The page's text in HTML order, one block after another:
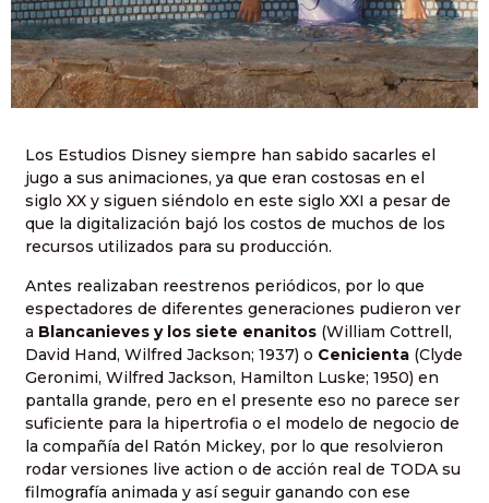
Los Estudios Disney siempre han sabido sacarles el
jugo a sus animaciones, ya que eran costosas en el
siglo XX y siguen siéndolo en este siglo XXI a pesar de
que la digitalización bajó los costos de muchos de los
recursos utilizados para su producción.
Antes realizaban reestrenos periódicos, por lo que
espectadores de diferentes generaciones pudieron ver
a Blancanieves y los siete enanitos (William Cottrell,
David Hand, Wilfred Jackson; 1937) o Cenicienta (Clyde
Geronimi, Wilfred Jackson, Hamilton Luske; 1950) en
pantalla grande, pero en el presente eso no parece ser
suficiente para la hipertrofia o el modelo de negocio de
la compañía del Ratón Mickey, por lo que resolvieron
rodar versiones live action o de acción real de TODA su
filmografía animada y así seguir ganando con ese